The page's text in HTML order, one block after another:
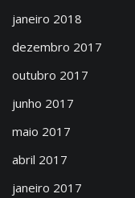
janeiro 2018
dezembro 2017
outubro 2017
junho 2017
maio 2017
abril 2017
janeiro 2017